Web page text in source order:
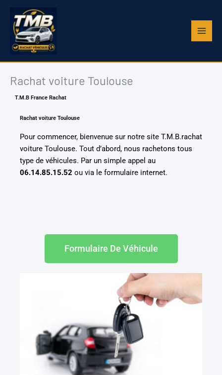
contenu
Rachat voiture Toulouse
T.M.B France Rachat
Rachat voiture Toulouse
Pour commencer, bienvenue sur notre site T.M.B.rachat
voiture Toulouse. Tout d’abord, nous rachetons tous
type de véhicules. Par un simple appel au
06.14.85.15.52 ou via le formulaire internet.
Formulaire De Véhicule